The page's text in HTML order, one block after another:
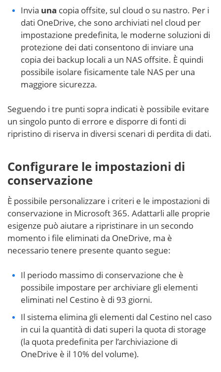
Invia una copia offsite, sul cloud o su nastro. Per i
dati OneDrive, che sono archiviati nel cloud per
impostazione predefinita, le moderne soluzioni di
protezione dei dati consentono di inviare una
copia dei backup locali a un NAS offsite. È quindi
possibile isolare fisicamente tale NAS per una
maggiore sicurezza.
Seguendo i tre punti sopra indicati è possibile evitare
un singolo punto di errore e disporre di fonti di
ripristino di riserva in diversi scenari di perdita di dati.
Configurare le impostazioni di
conservazione
È possibile personalizzare i criteri e le impostazioni di
conservazione in Microsoft 365. Adattarli alle proprie
esigenze può aiutare a ripristinare in un secondo
momento i file eliminati da OneDrive, ma è
necessario tenere presente quanto segue:
Il periodo massimo di conservazione che è
possibile impostare per archiviare gli elementi
eliminati nel Cestino è di 93 giorni.
Il sistema elimina gli elementi dal Cestino nel caso
in cui la quantità di dati superi la quota di storage
(la quota predefinita per l’archiviazione di
OneDrive è il 10% del volume).